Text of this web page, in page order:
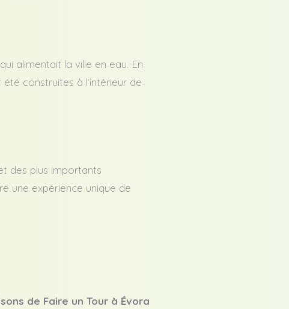
alimentait la ville en eau. En
construites à l’intérieur de
des plus importants
une expérience unique de
de Faire un Tour à Évora